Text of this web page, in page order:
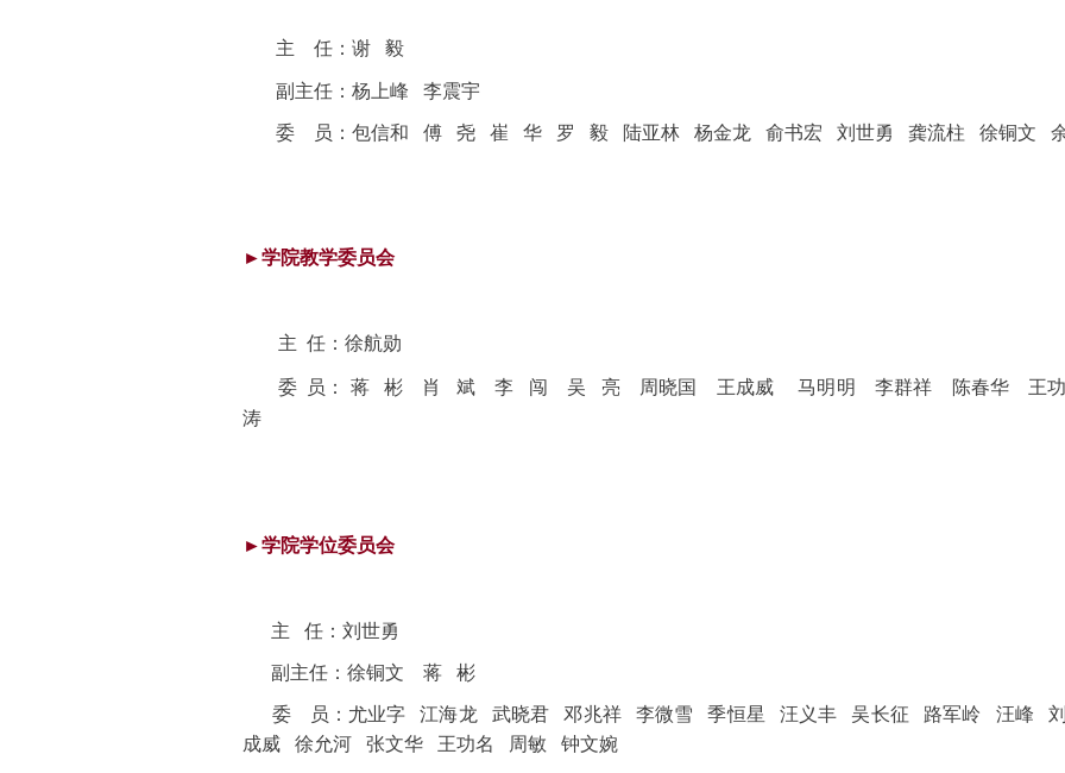
主 任： 谢 毅
副主任： 杨上峰 李震宇
委 员： 包信和 傅 尧 崔 华 罗 毅 陆亚林 杨金龙 俞书宏 刘世勇 龚流柱 徐铜文
►学院教学委员会
主 任： 徐航勋
委 员： 蒋 彬 肖 斌 李 闯 吴 亮 周晓国 王成威 马明明 李群祥 陈春华 王
涛
►学院学位委员会
主 任：刘世勇
副主任： 徐铜文 蒋 彬
委 员： 尤业字 江海龙 武晓君 邓兆祥 李微雪 季恒星 汪义丰 吴长征 路军岭 汪峰
成威 徐允河 张文华 王功名 周敏 钟文婉